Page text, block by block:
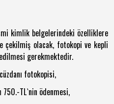
kimlik belgelerindeki özelliklere
çekilmiş olacak, fotokopi ve kepli
gerekmektedir.
fotokopisi,
TL`nin ödenmesi,